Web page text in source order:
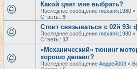
Какой цвет мне выбрать?
Последнее сообщение mexanik1980 «
Ответы: 9
Стоит связываться с 02й 93г
Последнее сообщение mexanik1980 «
Ответы: 17
«Механический» тюнинг
хорошо делают?
Последнее сообщение Андрей003 «